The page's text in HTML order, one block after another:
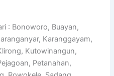
: Bonoworo, Buayan,
Karanggayam,
Kutowinangun,
Petanahan,